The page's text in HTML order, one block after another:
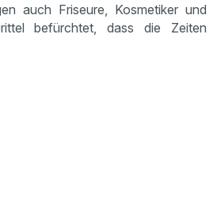
auch Friseure, Kosmetiker und
befürchtet, dass die Zeiten